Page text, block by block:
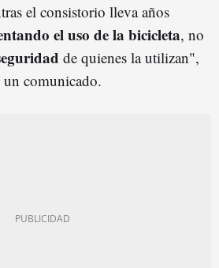
el consistorio lleva años
el uso de la bicicleta, no
de quienes la utilizan",
comunicado.